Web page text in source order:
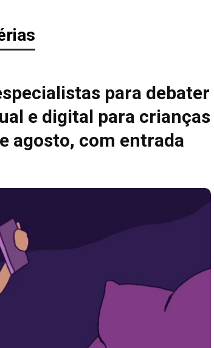
para debater
e digital para crianças
agosto, com entrada